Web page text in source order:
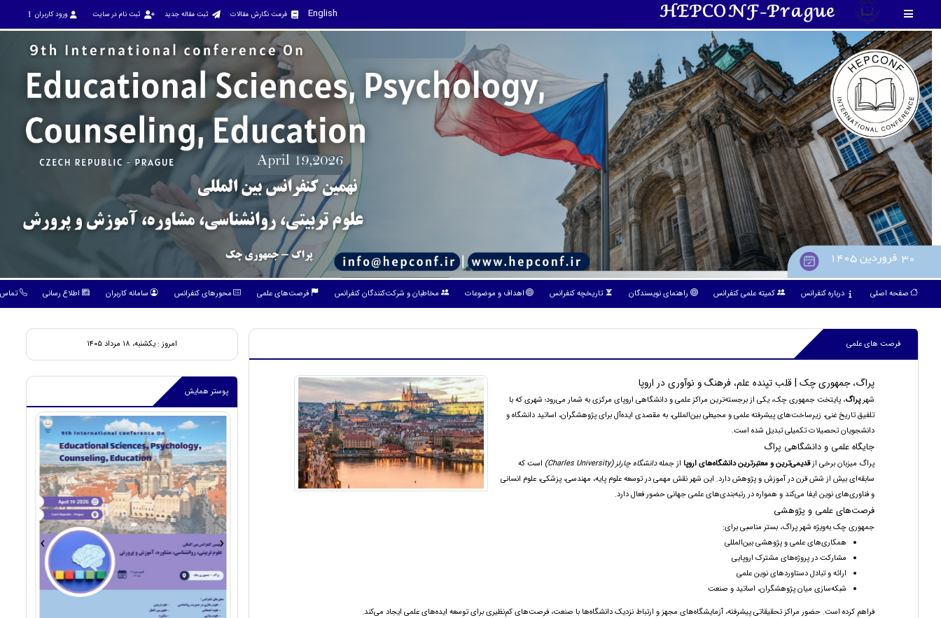
HEPCONF-Prague
English فرمت نگارش مقالات ثبت مقاله جدید ثبت نام در سایت ورود کاربران
صفحه اصلی درباره کنفرانس کمیته علمی کنفرانس راهنمای نویسندگان تاریخچه کنفرانس اهداف و موضوعات مخاطبان و شرکت‌کنندگان کنفرانس فرصت‌های علمی محورهای کنفرانس سامانه کاربران اطلاع رسانی تماس
فرصت های علمی
پراگ، جمهوری چک | قلب تپنده علم، فرهنگ و نوآوری در اروپا
شهرپراگ، پایتخت جمهوری چک، یکی از برجسته‌ترین مراکز علمی و دانشگاهی اروپای مرکزی به شمار می‌رود؛ شهری که با
تلفیق تاریخ غنی، زیرساخت‌های پیشرفته علمی و محیطی بین‌المللی، به مقصدی ایده‌آل برای پژوهشگران، اساتید دانشگاه و
دانشجویان تحصیلات تکمیلی تبدیل شده است.
جایگاه علمی و دانشگاهی پراگ
پراگ میزبان برخی ازقدیمی‌ترین و معتبرترین دانشگاه‌های اروپا از جملهدانشگاه چارلز (Charles University)
است که
سابقه‌ای بیش از شش قرن در آموزش و پژوهش دارد. این شهر نقش مهمی در توسعه علوم پایه، مهندسی، پزشکی، علوم انسانی
و فناوری‌های نوین ایفا می‌کند و همواره در رتبه‌بندی‌های علمی جهانی حضور فعال دارد.
فرصت‌های علمی و پژوهشی
جمهوری چک به‌ویژه شهر پراگ، بستر مناسبی برای:
همکاری‌های علمی و پژوهشی بین‌المللی
مشارکت در پروژه‌های مشترک اروپایی
ارائه و تبادل دستاوردهای نوین علمی
شبکه‌سازی میان پژوهشگران، اساتید و صنعت
فراهم کرده است. حضور مراکز تحقیقاتی پیشرفته، آزمایشگاه‌های مجهز و ارتباط نزدیک دانشگاه‌ها با صنعت، فرصت‌های کم‌نظیری برای توسعه ایده‌های علمی ایجاد می‌کند.
امروز : یکشنبه، ۱۸ مرداد ۱۴۰۵
پوستر همایش
› ‹